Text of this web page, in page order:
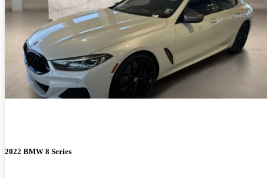
2022 BMW 8 Series